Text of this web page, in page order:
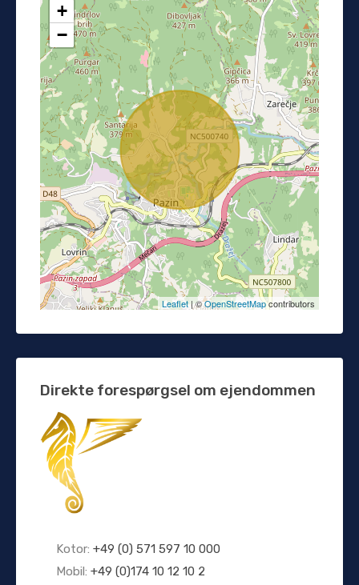
+
−
Leaflet| ©OpenStreetMapcontributors
Direkte forespørgsel om ejendommen
Kotor: +49 (0) 571 597 10 000
Mobil: +49 (0)174 10 12 10 2